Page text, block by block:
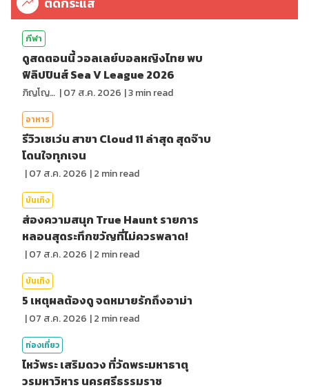
กีฬา
ดูสดตอนนี้ วอลเลย์บอลหญิงไทย พบ
ฟิลิปปินส์ Sea V League 2026
ภิญโญ ส่องแสง |07 ส.ค. 2026 |3min read
อาหาร
รีวิวเซเว่น สาขา Cloud 11 ล่าสุด สุดจ๊าบ
โดนใจทุกเจน
|07 ส.ค. 2026 |2 min read
บันเทิง
ส่องความสนุก True Haunt รายการ
หลอนสุดระทึกขวัญที่ไม่ควรพลาด!
|07 ส.ค. 2026 |2 min read
บันเทิง
5 เหตุผลต้องดู จดหมายรักถึงอาม่า
|07 ส.ค. 2026 |2 min read
ท่องเที่ยว
ไหว้พระ เสริมดวง ที่วัดพระมหาธาตุ
วรมหาวิหาร นครศรีธรรมราช